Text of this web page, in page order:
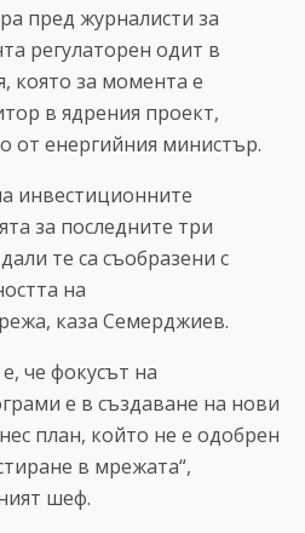
пред журналисти за
регулаторен одит в
която за момента е
в ядрения проект,
от енергийния министър.
инвестиционните
за последните три
те са съобразени с
на
каза Семерджиев.
че фокусът на
е в създаване на нови
план, който не е одобрен
в мрежата“,
шеф.